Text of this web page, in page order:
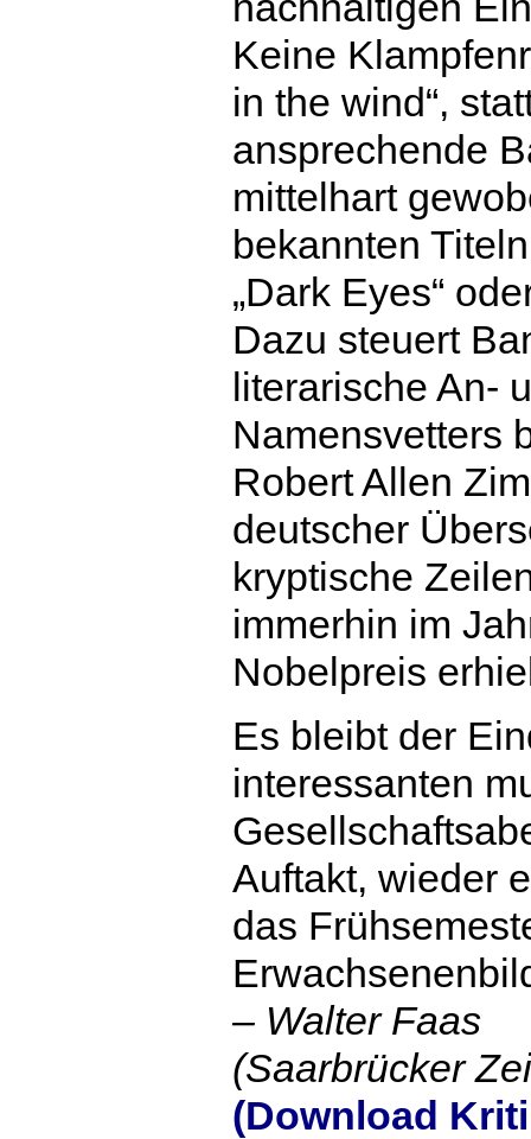
Keine
in the wind“,
ansprechende
mittelhart
bekannten
„Dark Eyes“
Dazu steuert
literarische An-
Namensvetters
Robert Allen
deutscher
kryptische
immerhin im
Nobelpreis
Es bleibt der
interessanten
Auftakt, wieder
das
– Walter Faas
(Saarbrücker
(Download